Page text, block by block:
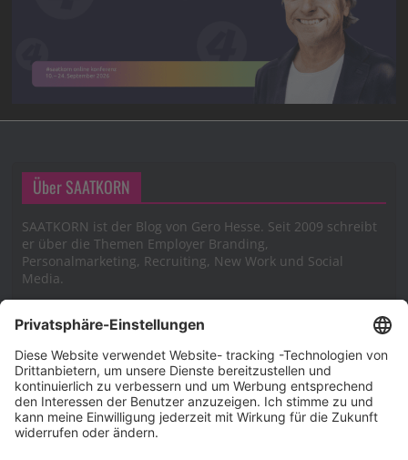
Über SAATKORN
SAATKORN ist der Blog von Gero Hesse. Seit 2009 schreibt
er über die Themen Employer Branding,
Personalmarketing, Recruiting, New Work und Social
Media.
Impressum
Impressum